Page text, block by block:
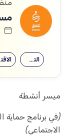
التجارة
ميسر أنشطة
(في برنامج حماية
الاجتماعي)